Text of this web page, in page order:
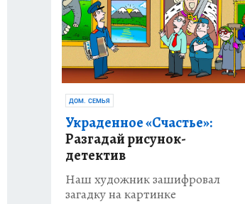
ДОМ. СЕМЬЯ
Украденное «Счастье»:
Разгадай рисунок-
детектив
Наш художник зашифровал
загадку на картинке